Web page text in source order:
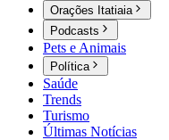
Orações Itatiaia
Podcasts
Pets e Animais
Política
Saúde
Trends
Turismo
Últimas Notícias